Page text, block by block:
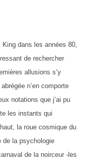
dans les années 80,
de rechercher
allusions s’y
n’en comporte
notations que j’ai pu
les instants qui
la roue cosmique du
de la psychologie
de la noirceur -les